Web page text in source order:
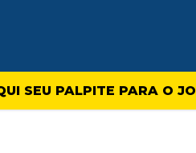
SEU PALPITE PARA O